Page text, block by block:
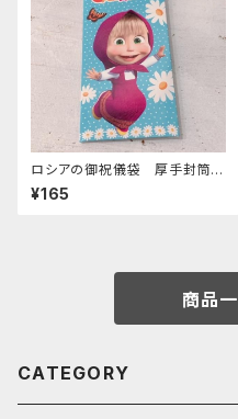
ロシアの御祝儀袋 厚手封筒
E-307 「 マーシャとくま 水
色 」happy birthday」ロシアア
¥165
商品
CATEGORY